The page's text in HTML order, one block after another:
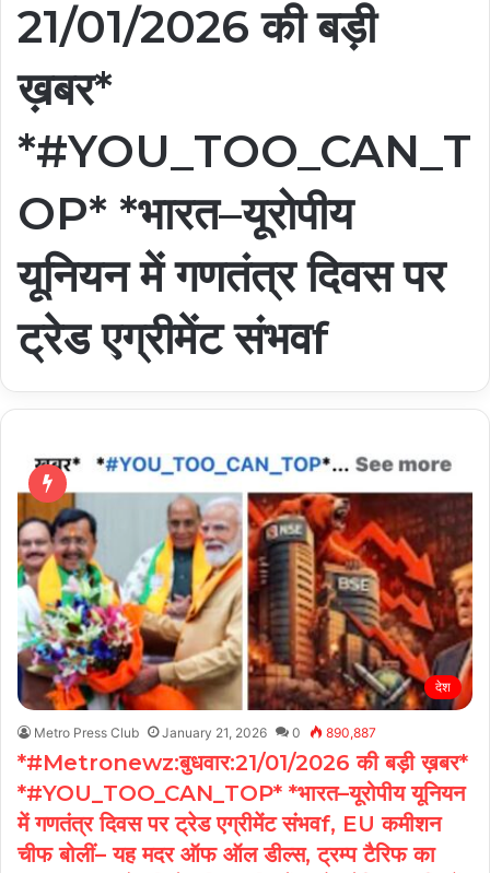
21/01/2026 की बड़ी
ख़बर*
*#YOU_TOO_CAN_T
OP* *भारत–यूरोपीय
यूनियन में गणतंत्र दिवस पर
ट्रेड एग्रीमेंट संभवf
देश
Metro Press Club January 21, 2026 0 890,887
*#Metronewz:बुधवार:21/01/2026 की बड़ी ख़बर*
*#YOU_TOO_CAN_TOP* *भारत–यूरोपीय यूनियन
में गणतंत्र दिवस पर ट्रेड एग्रीमेंट संभवf, EU कमीशन
चीफ बोलीं– यह मदर ऑफ ऑल डील्स, ट्रम्प टैरिफ का